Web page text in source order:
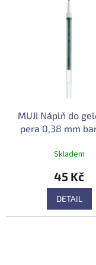
MUJI Náplň do
pera 0,38 mm
Skladem
45 Kč
DETAIL